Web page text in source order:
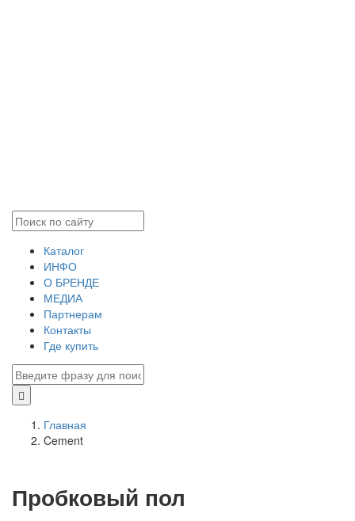
Каталог
ИНФО
О БРЕНДЕ
МЕДИА
Партнерам
Контакты
Где купить
Главная
Cement
Пробковый пол